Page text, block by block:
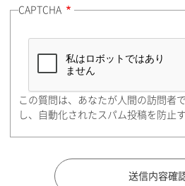
住所検索
都道府県（勤務先）
CAPTCHA
この質問は、あなたが人間の訪問者
し、自動化されたスパム投稿を防止